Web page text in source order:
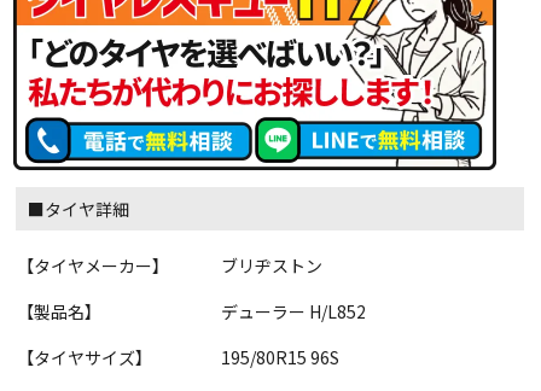
■タイヤ詳細
【タイヤメーカー】
ブリヂストン
【製品名】
デューラー H/L852
【タイヤサイズ】
195/80R15 96S